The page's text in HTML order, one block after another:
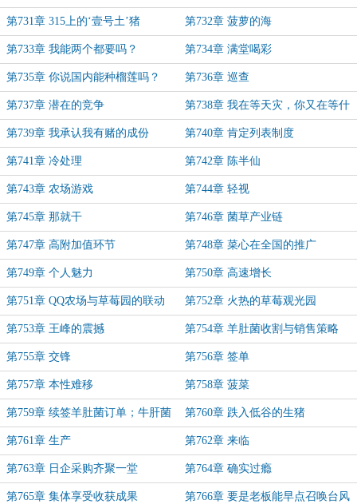
第731章 315上的‘壹号土’猪 第732章 菠萝的海
第733章 我能两个都要吗？ 第734章 满堂喝彩
第735章 你说国内能种榴莲吗？ 第736章 巡查
第737章 潜在的竞争 第738章 我在等天灾，你又在等什
么？
第739章 我承认我有赌的成份 第740章 肯定列表制度
第741章 冷处理 第742章 陈半仙
第743章 农场游戏 第744章 轻视
第745章 那就干 第746章 菌草产业链
第747章 高附加值环节 第748章 菜心在全国的推广
第749章 个人魅力 第750章 高速增长
第751章 QQ农场与草莓园的联动 第752章 火热的草莓观光园
第753章 王峰的震撼 第754章 羊肚菌收割与销售策略
第755章 交锋 第756章 签单
第757章 本性难移 第758章 菠菜
第759章 续签羊肚菌订单；牛肝菌 第760章 跌入低谷的生猪
第761章 生产 第762章 来临
第763章 日企采购齐聚一堂 第764章 确实过瘾
第765章 集体享受收获成果 第766章 要是老板能早点召唤台风